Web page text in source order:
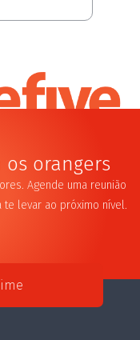
orangers
Agende uma reunião
levar ao próximo nível.